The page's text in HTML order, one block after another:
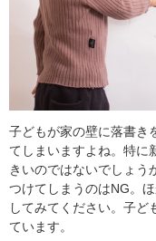
食材辞典
おすすめ
子どもが家の壁に落書き
てしまいますよね。特に
きいのではないでしょう
つけてしまうのはNG。
してみてください。子ど
ています。